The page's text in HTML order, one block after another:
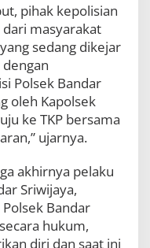
pihak kepolisian
masyarakat
sedang dikejar
Polsek Bandar
oleh Kapolsek
ke TKP bersama
ujarnya.
akhirnya pelaku
Sriwijaya,
Bandar
hukum,
diri dan saat ini